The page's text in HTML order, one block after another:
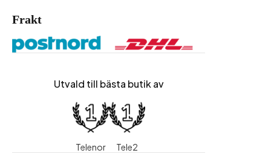
Frakt
Utvald till bästa butik av
Telenor Tele2